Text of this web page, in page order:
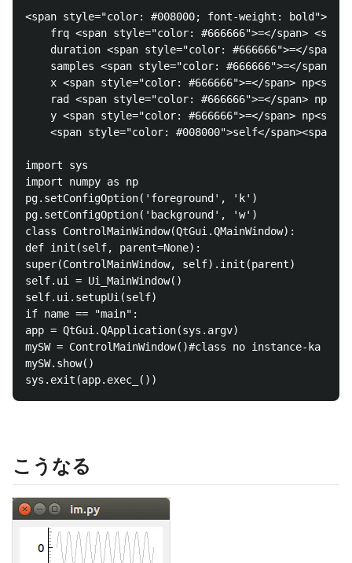
<span style="color: #008000; font-weight:
frq <span style="color: #666666">=</span>
duration <span style="color: #666666">=</span>
samples <span style="color: #666666">=</span>
x <span style="color: #666666">=</span>
rad <span style="color: #666666">=</span>
y <span style="color: #666666">=</span>
<span style="color: #008000">self</span><span
import sys
import numpy as np
pg.setConfigOption('foreground', 'k')
pg.setConfigOption('background', 'w')
class ControlMainWindow(QtGui.QMainWindow):
def init(self, parent=None):
super(ControlMainWindow, self).init(parent)
self.ui = Ui_MainWindow()
self.ui.setupUi(self)
if name == "main":
app = QtGui.QApplication(sys.argv)
mySW = ControlMainWindow()#class no instance-ka
mySW.show()
こうなる